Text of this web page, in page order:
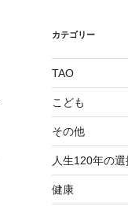
カテゴリー
TAO
こども
その他
人生120年の選
健康